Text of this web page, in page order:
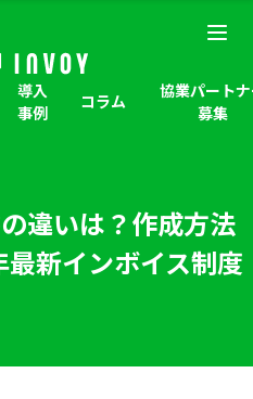
導入
事例
コラム
協業パート
募集
違いは？作成方法
新インボイス制度